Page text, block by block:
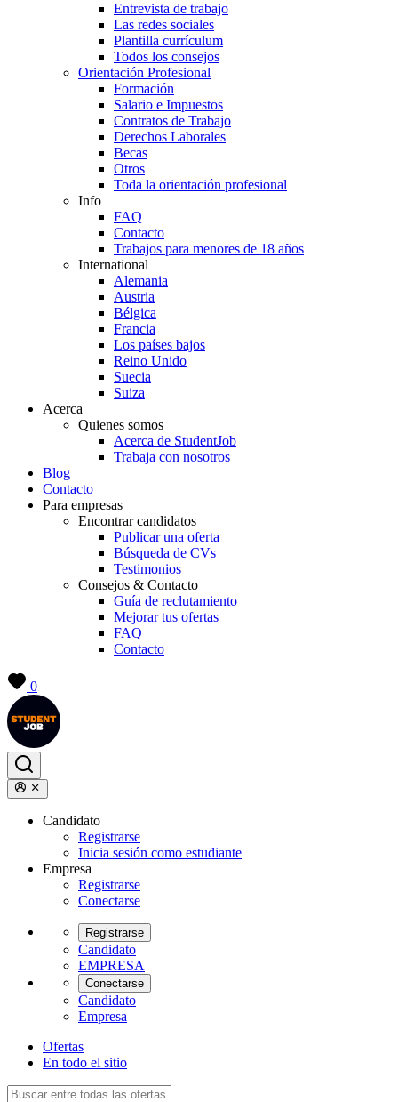
Entrevista de trabajo
Las redes sociales
Plantilla currículum
Todos los consejos
Orientación Profesional
Formación
Salario e Impuestos
Contratos de Trabajo
Derechos Laborales
Becas
Otros
Toda la orientación profesional
Info
FAQ
Contacto
Trabajos para menores de 18 años
International
Alemania
Austria
Bélgica
Francia
Los países bajos
Reino Unido
Suecia
Suiza
Acerca
Quienes somos
Acerca de StudentJob
Trabaja con nosotros
Blog
Contacto
Para empresas
Encontrar candidatos
Publicar una oferta
Búsqueda de CVs
Testimonios
Consejos & Contacto
Guía de reclutamiento
Mejorar tus ofertas
FAQ
Contacto
0
Candidato
Registrarse
Inicia sesión como estudiante
Empresa
Registrarse
Conectarse
Registrarse
Candidato
EMPRESA
Conectarse
Candidato
Empresa
Ofertas
En todo el sitio